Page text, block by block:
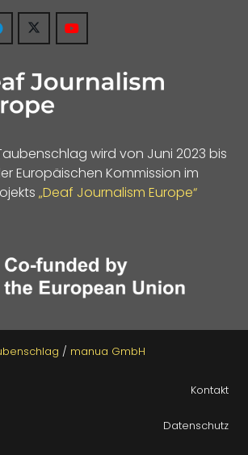
wird von Juni 2023 bis
Europäischen Kommission im
„Deaf Journalism Europe“
/ manua GmbH
Kontakt
Datenschutz